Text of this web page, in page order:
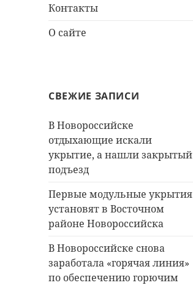
Контакты
О сайте
СВЕЖИЕ ЗАПИСИ
В Новороссийске
отдыхающие искали
укрытие, а нашли закрытый
подъезд
Первые модульные укрытия
установят в Восточном
районе Новороссийска
В Новороссийске снова
заработала «горячая линия»
по обеспечению горючим